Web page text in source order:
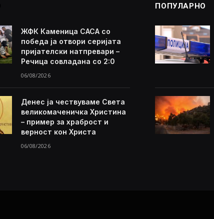
ЖФК Каменица САСА со
победа ја отвори серијата
пријателски натпревари –
Речица совладана со 2:0
06/08/2026
Денес ја чествуваме Света
великомаченичка Христина
– пример за храброст и
верност кон Христа
06/08/2026
ПОПУЛАРНО